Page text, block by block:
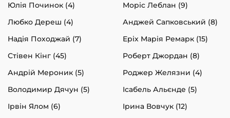
Юлія Починок (4)
Моріс Леблан (9)
Любко Дереш (4)
Анджей Сапковський (8)
Надія Походжай (7)
Еріх Марія Ремарк (15)
Стівен Кінг (45)
Роберт Джордан (8)
Андрій Мероник (5)
Роджер Желязни (4)
Володимир Дячун (5)
Ісабель Альєнде (5)
Ірвін Ялом (6)
Ірина Вовчук (12)